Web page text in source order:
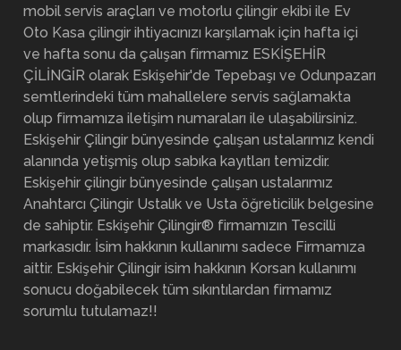
mobil servis araçları ve motorlu çilingir ekibi ile Ev
Oto Kasa çilingir ihtiyacınızı karşılamak için hafta içi
ve hafta sonu da çalışan firmamız ESKİŞEHİR
ÇİLİNGİR olarak Eskişehir'de Tepebaşı ve Odunpazarı
semtlerindeki tüm mahallelere servis sağlamakta
olup firmamıza iletişim numaraları ile ulaşabilirsiniz.
Eskişehir Çilingir bünyesinde çalışan ustalarımız kendi
alanında yetişmiş olup sabıka kayıtları temizdir.
Eskişehir çilingir bünyesinde çalışan ustalarımız
Anahtarcı Çilingir Ustalık ve Usta öğreticilik belgesine
de sahiptir. Eskişehir Çilingir® firmamızın Tescilli
markasıdır. İsim hakkının kullanımı sadece Firmamıza
aittir. Eskişehir Çilingir isim hakkının Korsan kullanımı
sonucu doğabilecek tüm sıkıntılardan firmamız
sorumlu tutulamaz!!